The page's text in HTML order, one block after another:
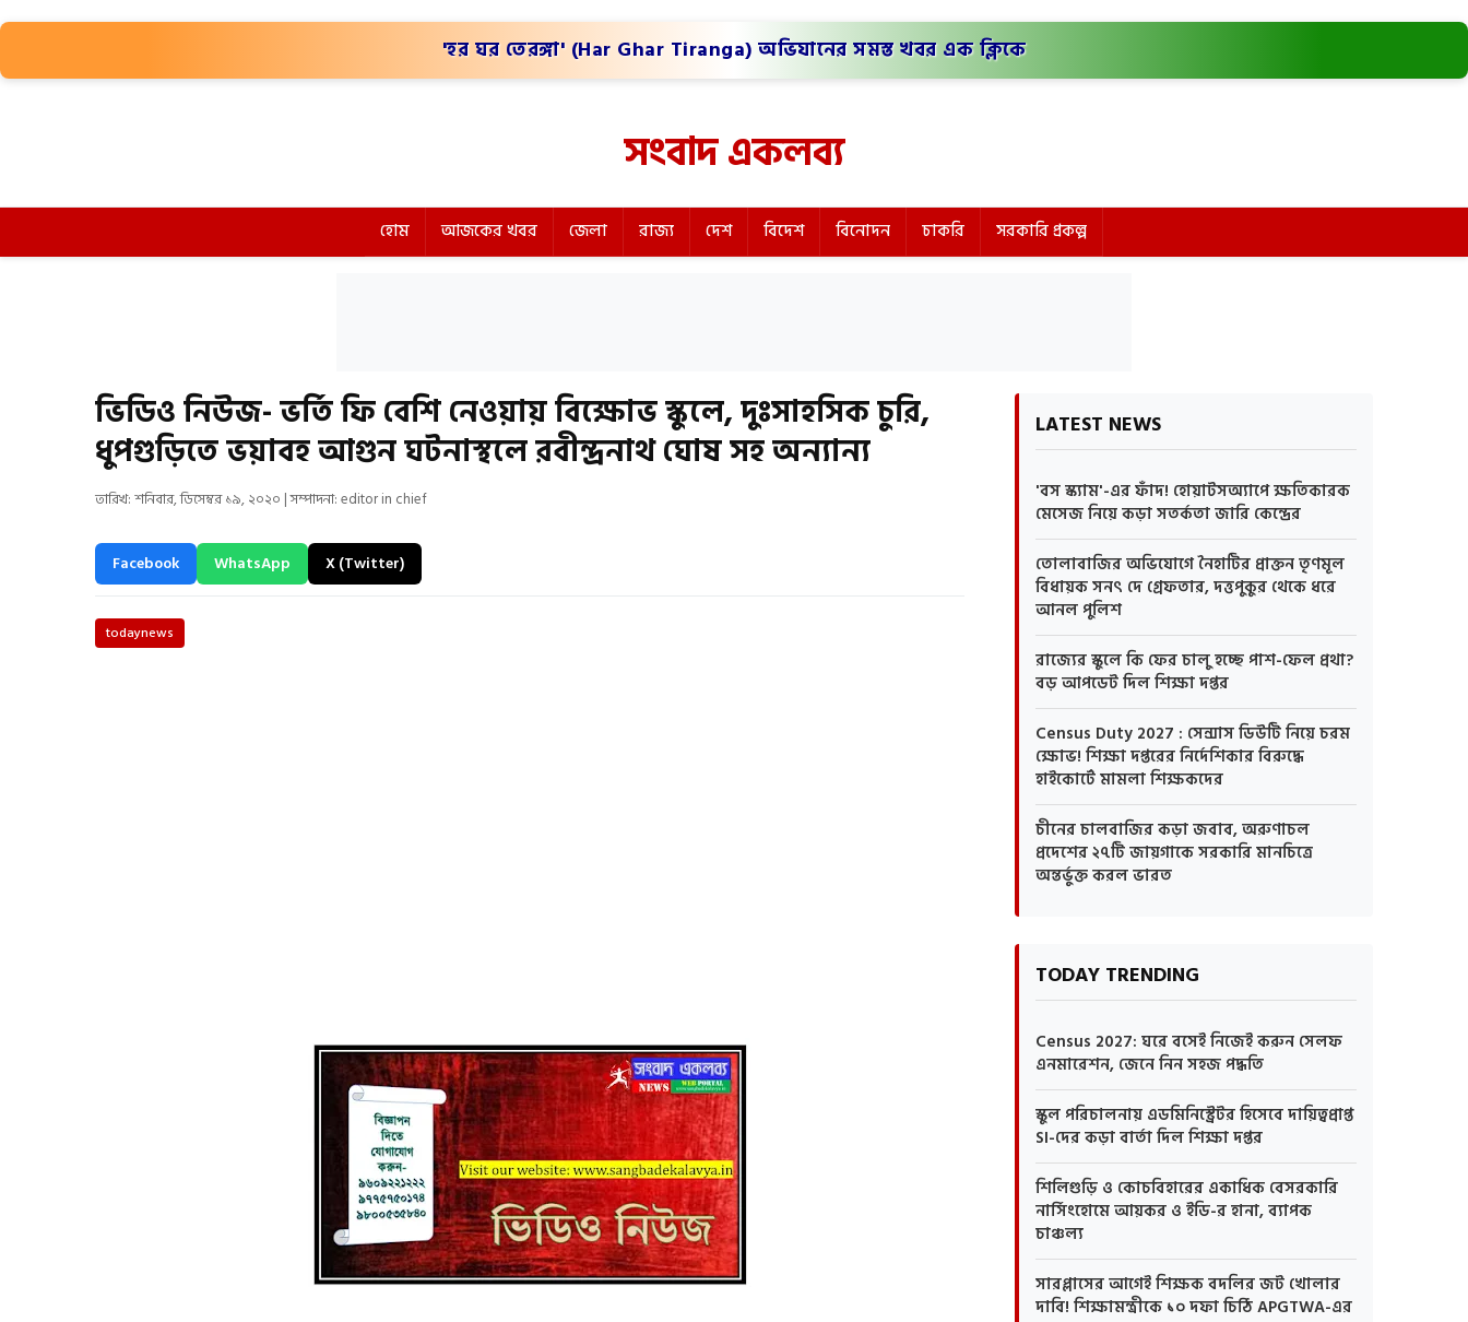
'হর ঘর তেরঙ্গা' (Har Ghar Tiranga) অভিযানের সমস্ত খবর এক ক্লিকে
সংবাদ একলব্য
হোম আজকের খবর জেলা রাজ্য দেশ বিদেশ বিনোদন চাকরি সরকারি প্রকল্প
ভিডিও নিউজ- ভর্তি ফি বেশি নেওয়ায় বিক্ষোভ স্কুলে, দুঃসাহসিক চুরি,
ধুপগুড়িতে ভয়াবহ আগুন ঘটনাস্থলে রবীন্দ্রনাথ ঘোষ সহ অন্যান্য
তারিখ: শনিবার, ডিসেম্বর ১৯, ২০২০ | সম্পাদনা: editor in chief
Facebook WhatsApp X (Twitter)
todaynews
LATEST NEWS
'বস স্ক্যাম'-এর ফাঁদ! হোয়াটসঅ্যাপে ক্ষতিকারক
মেসেজ নিয়ে কড়া সতর্কতা জারি কেন্দ্রের
তোলাবাজির অভিযোগে নৈহাটির প্রাক্তন তৃণমূল
বিধায়ক সনৎ দে গ্রেফতার, দত্তপুকুর থেকে ধরে
আনল পুলিশ
রাজ্যের স্কুলে কি ফের চালু হচ্ছে পাশ-ফেল প্রথা?
বড় আপডেট দিল শিক্ষা দপ্তর
Census Duty 2027 : সেন্সাস ডিউটি নিয়ে চরম
ক্ষোভ! শিক্ষা দপ্তরের নির্দেশিকার বিরুদ্ধে
হাইকোর্টে মামলা শিক্ষকদের
চীনের চালবাজির কড়া জবাব, অরুণাচল
প্রদেশের ২৭টি জায়গাকে সরকারি মানচিত্রে
অন্তর্ভুক্ত করল ভারত
TODAY TRENDING
Census 2027: ঘরে বসেই নিজেই করুন সেলফ
এনমারেশন, জেনে নিন সহজ পদ্ধতি
স্কুল পরিচালনায় এডমিনিস্ট্রেটর হিসেবে দায়িত্বপ্রাপ্ত
SI-দের কড়া বার্তা দিল শিক্ষা দপ্তর
শিলিগুড়ি ও কোচবিহারের একাধিক বেসরকারি
নার্সিংহোমে আয়কর ও ইডি-র হানা, ব্যাপক
চাঞ্চল্য
সারপ্লাসের আগেই শিক্ষক বদলির জট খোলার
দাবি! শিক্ষামন্ত্রীকে ১০ দফা চিঠি APGTWA-এর